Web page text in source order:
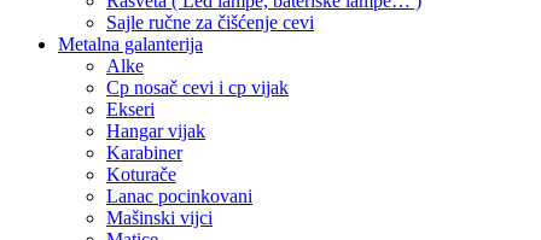
Sajle ručne za čišćenje cevi
Metalna galanterija
Alke
Cp nosač cevi i cp vijak
Ekseri
Hangar vijak
Karabiner
Koturače
Lanac pocinkovani
Mašinski vijci